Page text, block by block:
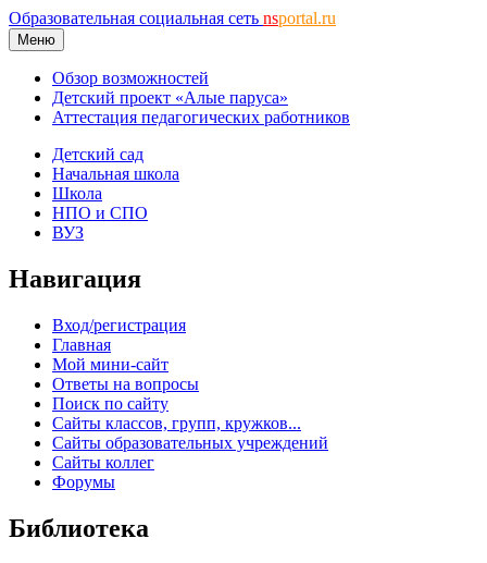
Образовательная социальная сеть nsportal.ru
Меню
Обзор возможностей
Детский проект «Алые паруса»
Аттестация педагогических работников
Детский сад
Начальная школа
Школа
НПО и СПО
ВУЗ
Навигация
Вход/регистрация
Главная
Мой мини-сайт
Ответы на вопросы
Поиск по сайту
Сайты классов, групп, кружков...
Сайты образовательных учреждений
Сайты коллег
Форумы
Библиотека